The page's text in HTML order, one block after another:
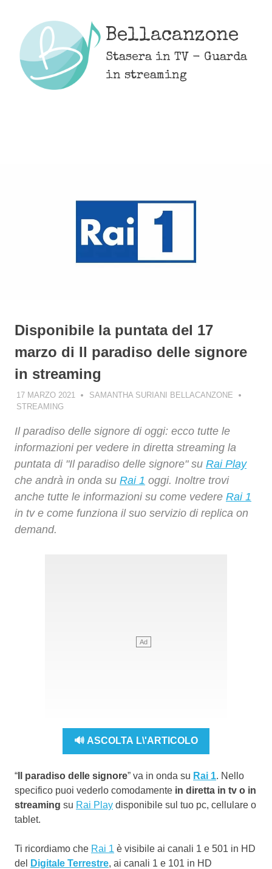
content
Bellacanzone
Stasera in TV - Guarda
in streaming
Disponibile la puntata del 17
marzo di Il paradiso delle signore
in streaming
17 MARZO 2021
SAMANTHA SURIANI BELLACANZONE
STREAMING
Il paradiso delle signore di oggi: ecco tutte le
informazioni per vedere in diretta streaming la
puntata di "Il paradiso delle signore" su Rai Play
che andrà in onda su Rai 1 oggi. Inoltre trovi
anche tutte le informazioni su come vedere Rai 1
in tv e come funziona il suo servizio di replica on
demand.
🔊 ASCOLTA L\'ARTICOLO
“ Il paradiso delle signore” va in onda su Rai 1. Nello
specifico puoi vederlo comodamente in diretta in tv o in
streaming su Rai Play disponibile sul tuo pc, cellulare o
tablet.
Ti ricordiamo che Rai 1 è visibile ai canali 1 e 501 in HD
del
Digitale Terrestre, ai canali 1 e 101 in HD